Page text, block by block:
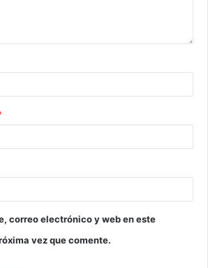
correo electrónico y web en este
vez que comente.